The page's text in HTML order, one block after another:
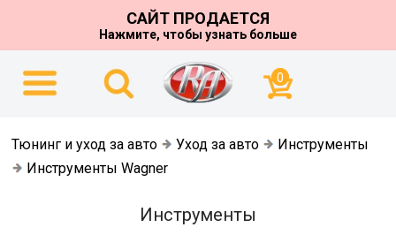
САЙТ ПРОДАЕТСЯ
Нажмите, чтобы узнать больше
0
Тюнинг и уход за авто Уход за авто
Инструменты
Инструменты Wagner
Инструменты